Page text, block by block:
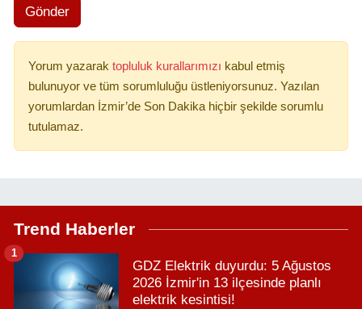
Gönder
Yorum yazarak topluluk kurallarımızı kabul etmiş
bulunuyor ve tüm sorumluluğu üstleniyorsunuz. Yazılan
yorumlardan İzmir’de Son Dakika hiçbir şekilde sorumlu
tutulamaz.
Trend Haberler
GDZ Elektrik duyurdu: 5 Ağustos
2026 İzmir'in 13 ilçesinde planlı
elektrik kesintisi!
1